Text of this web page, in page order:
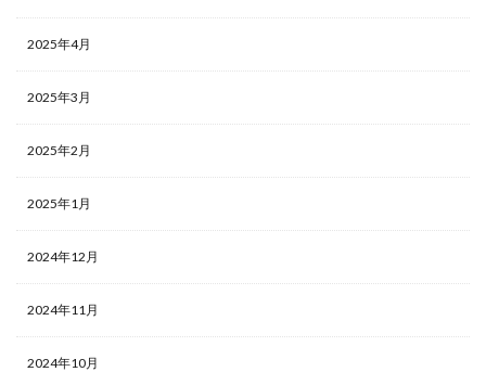
2025年4月
2025年3月
2025年2月
2025年1月
2024年12月
2024年11月
2024年10月